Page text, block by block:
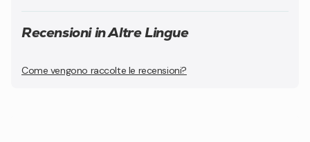
Recensioni in Altre Lingue
Come vengono raccolte le recensioni?